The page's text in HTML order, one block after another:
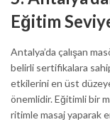
Eğitim
Antalya’da çalışan
belirli sertifikalara
etkilerini en üst
önemlidir. Eğitimli bir
ritimle masaj yaparak